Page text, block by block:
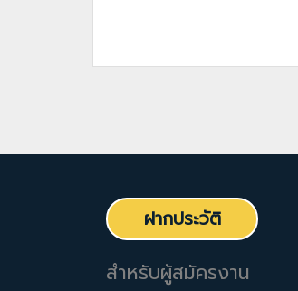
ฝากประวัติ
สำหรับผู้สมัครงาน